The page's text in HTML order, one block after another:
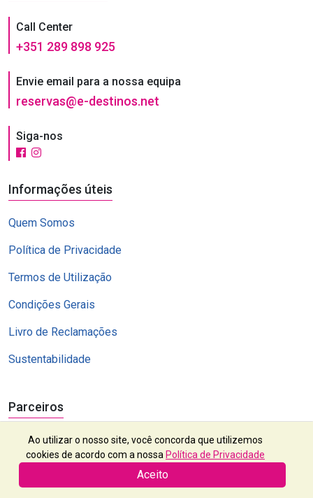
Call Center
+351 289 898 925
Envie email para a nossa equipa
reservas@e-destinos.net
Siga-nos
Informações úteis
Quem Somos
Política de Privacidade
Termos de Utilização
Condições Gerais
Livro de Reclamações
Sustentabilidade
Parceiros
Ao utilizar o nosso site, você concorda que utilizemos
cookies de acordo com a nossa Política de Privacidade
Aceito